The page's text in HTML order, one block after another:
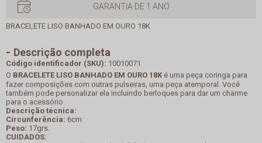
GARANTIA DE 1 ANO
BRACELETE LISO BANHADO EM OURO 18K
Descrição completa
Código identificador (SKU): 10010071
O BRACELETE LISO BANHADO EM OURO 18Ké uma peça coringa para
fazer composições com outras pulseiras, uma peça atemporal. Você
também pode personalizar ela incluindo berloques para dar um charme
para o acessório.
Descrição técnica:
Circunferência: 6cm
Peso: 17grs.
CUIDADOS: